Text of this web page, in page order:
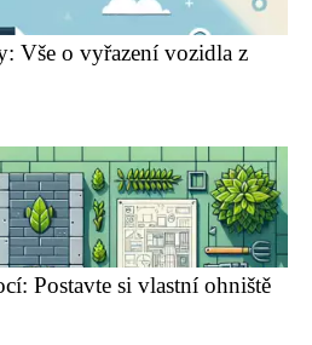
Vše o vyřazení vozidla z
Postavte si vlastní ohniště